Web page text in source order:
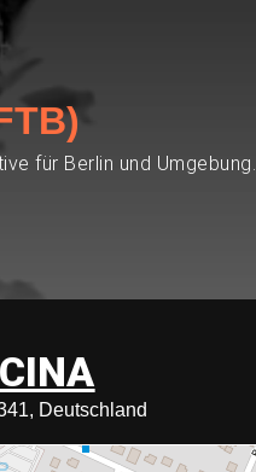
für Berlin und Umgebung.
Deutschland